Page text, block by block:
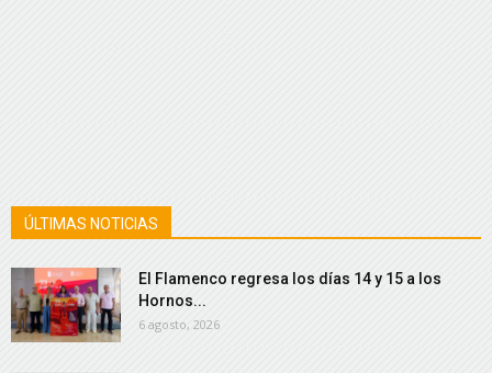
ÚLTIMAS NOTICIAS
El Flamenco regresa los días 14 y 15 a los
Hornos...
6 agosto, 2026